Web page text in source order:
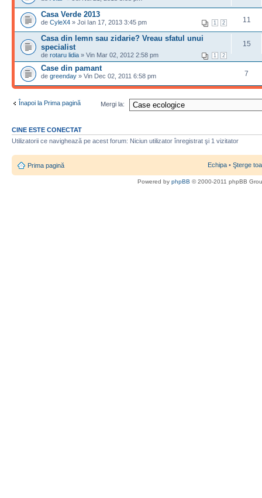
Casa Verde 2013
1 2
de CyleX4 » Joi Ian 17, 2013 3:45 pm 11
Casa din lemn sau zidarie? Vreau sfatul unui
specialist
1 2
de rotaru lidia » Vin Mar 02, 2012 2:58 pm
15
Case din pamant
de greenday » Vin Dec 02, 2011 6:58 pm 7
Înapoi la Prima pagină Mergi la:
CINE ESTE CONECTAT
Utilizatorii ce navighează pe acest forum: Niciun utilizator înregistrat şi 1 vizitator
Prima pagină Echipa • Şterge
Powered by phpBB © 2000-2011 phpBB